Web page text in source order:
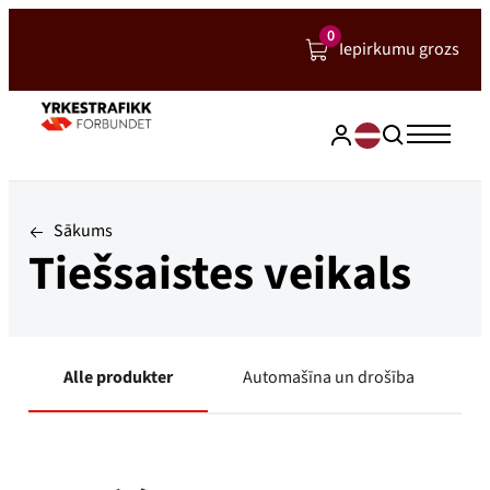
0
Iepirkumu grozs
Sākums
Tiešsaistes veikals
Alle produkter Automašīna un drošība